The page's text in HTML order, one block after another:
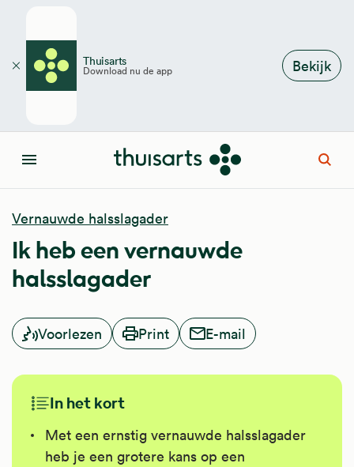
Thuisarts
Download nu de app Bekijk
Sluiten
Menu
Vernauwde halsslagader
Ik heb een vernauwde
halsslagader
Voorlezen Print E-mail
In het kort
Met een ernstig vernauwde halsslagader
heb je een grotere kans op een